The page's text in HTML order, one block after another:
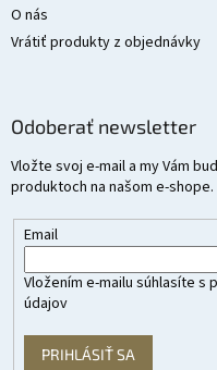
O nás
Vrátiť produkty z objednávky
Odoberať newsletter
Vložte svoj e-mail a my Vám
produktoch na našom e-shope.
Email
Vložením e-mailu súhlasíte s
údajov
PRIHLÁSIŤ SA